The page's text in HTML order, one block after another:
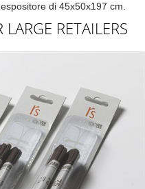
di 45x50x197 cm.
LARGE RETAILERS